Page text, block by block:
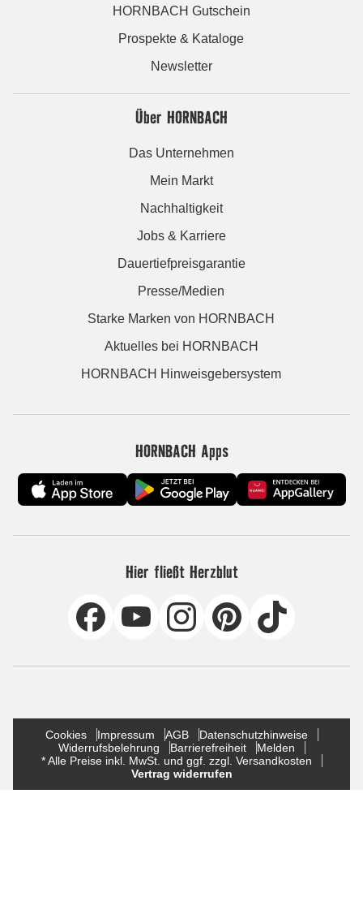
HORNBACH Gutschein
Prospekte & Kataloge
Newsletter
Über HORNBACH
Das Unternehmen
Mein Markt
Nachhaltigkeit
Jobs & Karriere
Dauertiefpreisgarantie
Presse/Medien
Starke Marken von HORNBACH
Aktuelles bei HORNBACH
HORNBACH Hinweisgebersystem
HORNBACH Apps
Hier fließt Herzblut
Cookies Impressum AGB
Datenschutzhinweise
Widerrufsbelehrung
Barrierefreiheit
Melden
* Alle Preise inkl. MwSt. und ggf. zzgl. Versandkosten
Vertrag widerrufen